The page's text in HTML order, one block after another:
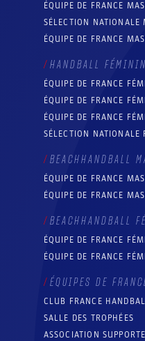
ÉQUIPE DE FRANCE
SÉLECTION NATIONALE
ÉQUIPE DE FRANCE
HANDBALL FÉMININ
ÉQUIPE DE FRANCE
ÉQUIPE DE FRANCE
ÉQUIPE DE FRANCE
SÉLECTION NATIONALE
BEACHHANDBALL
ÉQUIPE DE FRANCE
ÉQUIPE DE FRANCE
BEACHHANDBALL
ÉQUIPE DE FRANCE
ÉQUIPE DE FRANCE
ÉQUIPES DE
CLUB FRANCE
SALLE DES TROPHÉES
ASSOCIATION